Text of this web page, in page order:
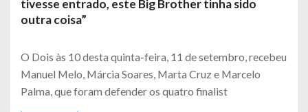
tivesse entrado, este Big Brother tinha sido
outra coisa”
O Dois às 10 desta quinta-feira, 11 de setembro, recebeu
Manuel Melo, Márcia Soares, Marta Cruz e Marcelo
Palma, que foram defender os quatro finalist